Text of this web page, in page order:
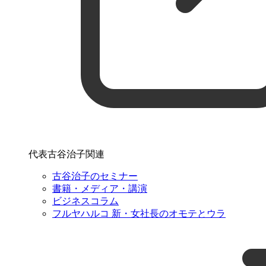
代表古谷治子関連
古谷治子のセミナー
書籍・メディア・講演
ビジネスコラム
フルヤハルコ 新・女社長のオモテとウラ